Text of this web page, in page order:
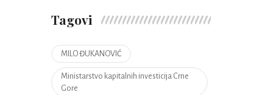
Tagovi
MILO ĐUKANOVIĆ
Ministarstvo kapitalnih investicija Crne
Gore